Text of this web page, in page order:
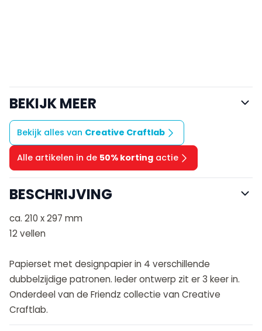
BEKIJK MEER
Bekijk alles van Creative Craftlab
Alle artikelen in de 50% korting actie
BESCHRIJVING
ca. 210 x 297 mm
12 vellen
Papierset met designpapier in 4 verschillende
dubbelzijdige patronen. Ieder ontwerp zit er 3 keer in.
Onderdeel van de Friendz collectie van Creative
Craftlab.